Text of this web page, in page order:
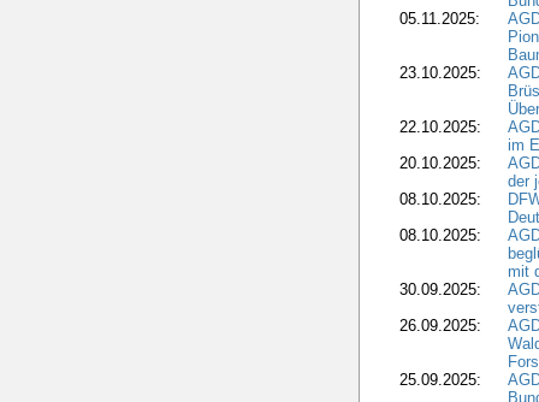
05.11.2025:
23.10.2025:
22.10.2025:
im
20.10.2025:
der
08.10.2025:
08.10.2025:
mit
30.09.2025:
26.09.2025:
25.09.2025: